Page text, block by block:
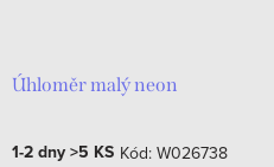
Úhloměr malý neon
1-2 dny>5 KS Kód: W026738